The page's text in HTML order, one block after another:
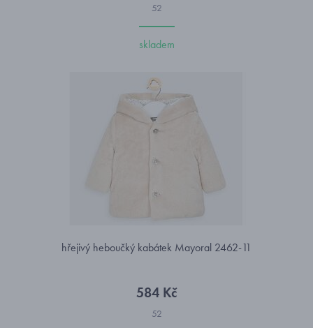
52
skladem
hřejivý heboučký kabátek Mayoral 2462-11
584 Kč
52